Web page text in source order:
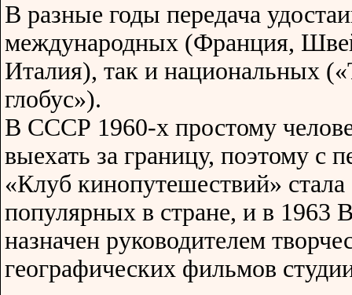
В разные годы передача
международных (Франция,
Италия), так и национальных
глобус»).
В СССР 1960-х простому
выехать за границу, поэтому с
«Клуб кинопутешествий»
популярных в стране, и в
назначен руководителем
географических фильмов